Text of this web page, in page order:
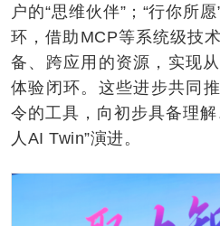
户的“思维伙伴”；“行你所
环，借助MCP等系统级技
备、跨应用的资源，实现
体验闭环。这些进步共同
令的工具，向初步具备理
人AI Twin”演进。